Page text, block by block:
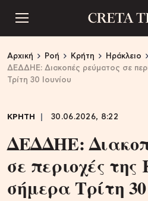
Αρχική Ροή Κρήτη
Ηράκλειο
ΔΕΔΔΗΕ: Διακοπές ρεύματος σε
Τρίτη 30 Ιουνίου
ΚΡΗΤΗ 30.06.2026, 8:22
ΔΕΔΔΗΕ:
σε περιοχές της
σήμερα Τρίτη 30